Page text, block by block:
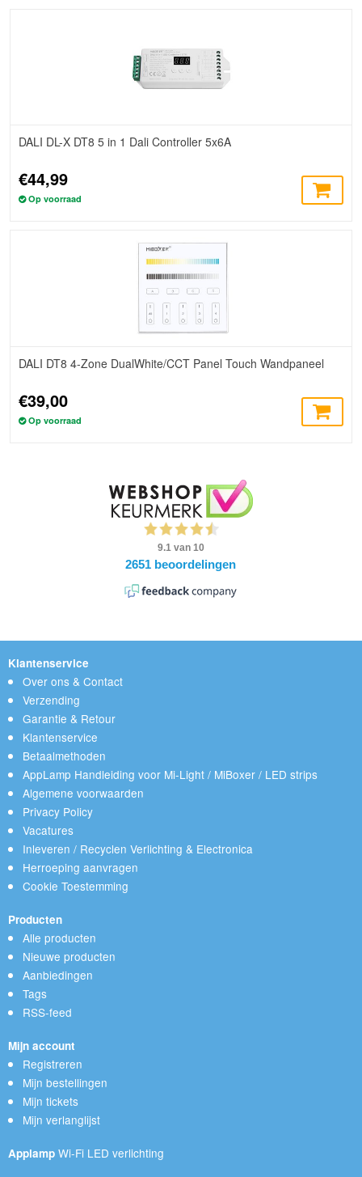
DALI DL-X DT8 5 in 1 Dali Controller 5x6A
€44,99
Op voorraad
DALI DT8 4-Zone DualWhite/CCT Panel Touch Wandpaneel
€39,00
Op voorraad
Klantenservice
Over ons & Contact
Verzending
Garantie & Retour
Klantenservice
Betaalmethoden
AppLamp Handleiding voor Mi-Light / MiBoxer / LED strips
Algemene voorwaarden
Privacy Policy
Vacatures
Inleveren / Recyclen Verlichting & Electronica
Herroeping aanvragen
Cookie Toestemming
Producten
Alle producten
Nieuwe producten
Aanbiedingen
Tags
RSS-feed
Mijn account
Registreren
Mijn bestellingen
Mijn tickets
Mijn verlanglijst
Applamp Wi-Fi LED verlichting